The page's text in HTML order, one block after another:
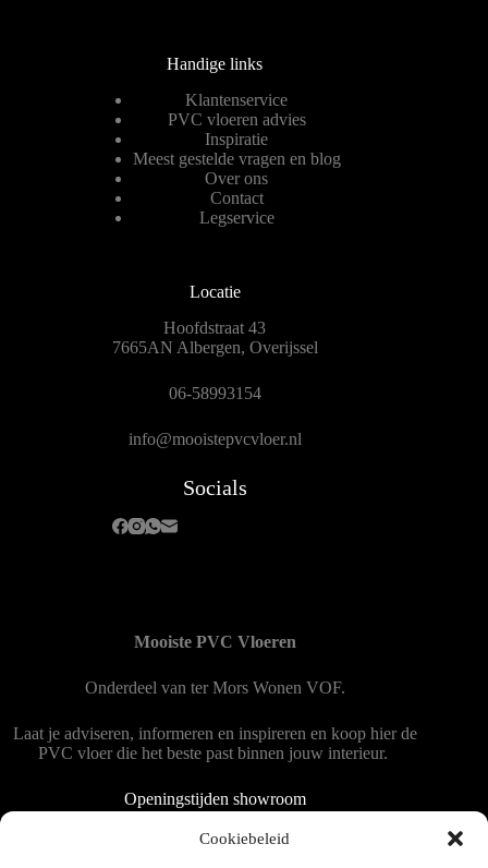
Cookiebeleid
Handige links
Klantenservice
PVC vloeren advies
Inspiratie
Meest gestelde vragen en blog
Over ons
Contact
Legservice
Locatie
Hoofdstraat 43
7665AN Albergen, Overijssel
06-58993154
info@mooistepvcvloer.nl
Socials
Mooiste PVC Vloeren
Onderdeel van ter Mors Wonen VOF.
Laat je adviseren, informeren en inspireren en koop hier de
PVC vloer die het beste past binnen jouw interieur.
Openingstijden showroom
Dinsdag tot en met vrijdag 9:00 - 18:00